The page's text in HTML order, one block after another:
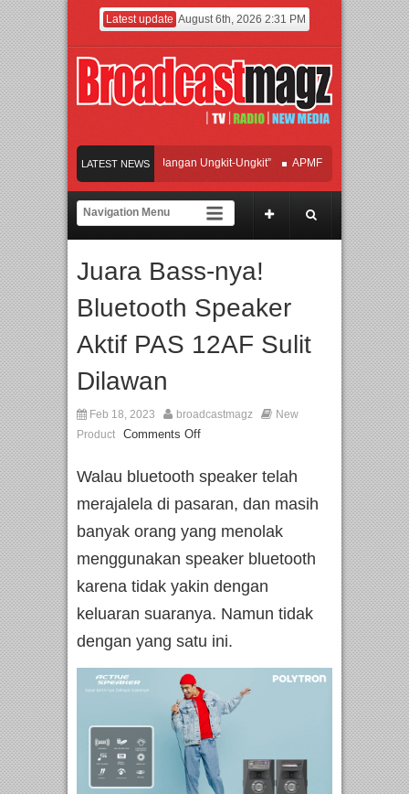
Latest update August 6th, 2026 2:31 PM
LATEST NEWS
Hipdut Modern “Jangan Ungkit-Ungkit” APMF 2026 Dorong Industri
Perpaduan Warisan Dan Semangat Lokal, BIRKENSTOCK INDONESIA
Orchestra Presents The Beatles & Queen – feat. Marcello Tahitoe dan Sandhy
Juara Bass-nya!
Bluetooth Speaker
Aktif PAS 12AF Sulit
Dilawan
Feb 18, 2023 broadcastmagz
New
Product
Comments Off
Walau bluetooth speaker telah
merajalela di pasaran, dan masih
banyak orang yang menolak
menggunakan speaker bluetooth
karena tidak yakin dengan
keluaran suaranya. Namun tidak
dengan yang satu ini.